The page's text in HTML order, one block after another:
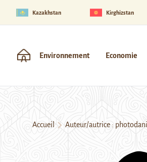
Kazakhstan Kirghizstan
Environnement Economie
Accueil Auteur/autrice :